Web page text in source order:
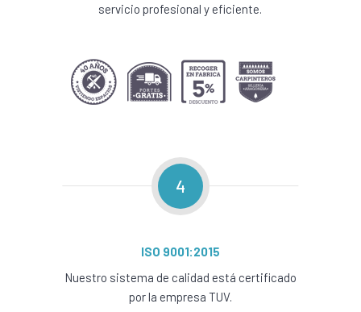
servicio profesional y eficiente.
4
ISO 9001:2015
Nuestro sistema de calidad está certificado
por la empresa TUV.